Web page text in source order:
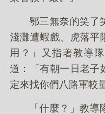
鄂三無奈的笑了
淺灘遭蝦戲、虎落平
用？」又指著教導
道：「有朝一日老子
定來找你們八路軍較
「什麼？」教